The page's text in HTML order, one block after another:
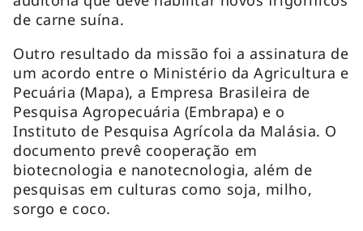
de carne suína.
Outro resultado da missão foi a assinatura de
um acordo entre o Ministério da Agricultura e
Pecuária (Mapa), a Empresa Brasileira de
Pesquisa Agropecuária (Embrapa) e o
Instituto de Pesquisa Agrícola da Malásia. O
documento prevê cooperação em
biotecnologia e nanotecnologia, além de
pesquisas em culturas como soja, milho,
sorgo e coco.